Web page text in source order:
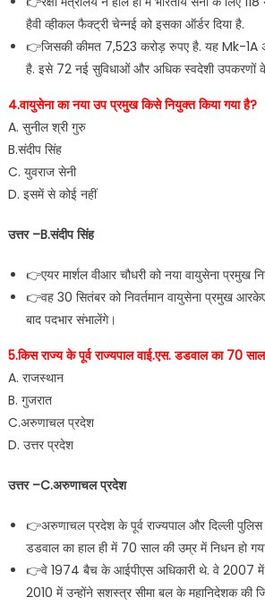
हैवी व्हीकल फैक्ट्री चेन्नई को इसका ऑर्डर दिया है.
👉जिसकी कीमत 7,523 करोड़ रुपए है. यह Mk-1A
है. इसे 72 नई सुविधाओं और अधिक स्वदेशी उपकरणों के
4.वायुसेना का नया उप प्रमुख किसे नियुक्त किया गया है?
A. सुनील श्री गुरु
B.संदीप सिंह
C. युवराज सेनी
D. इसमें से कोई नहीं
उत्तर –B.संदीप सिंह
👉एयर मार्शल वीआर चौधरी को नया वायुसेना प्रमुख
👉वह 30 सितंबर को निवर्तमान वायुसेना प्रमुख
बाद पदभार संभालेंगे।
5.किस राज्य के पूर्व राज्यपाल वाई.एस. डडवाल का 70
A. राजस्थान
B. गुजरात
C.अरुणाचल प्रदेश
D. उत्तर प्रदेश
उत्तर –C.अरुणाचल प्रदेश
👉अरुणाचल प्रदेश के पूर्व राज्यपाल और दिल्ली पुलिस
डडवाल का हाल ही में 70 साल की उम्र में निधन हो
👉वे 1974 बैच के आईपीएस अधिकारी थे. वे 2007
2010 में उन्होंने सशस्त्र सीमा बल के महानिदेशक की